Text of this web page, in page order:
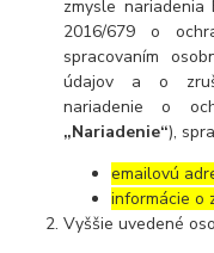
zmysle nariadenia
2016/679 o
spracovaním
údajov a o
nariadenie o
„Nariadenie“),
emailovú
informácie o
Vyššie uvedené